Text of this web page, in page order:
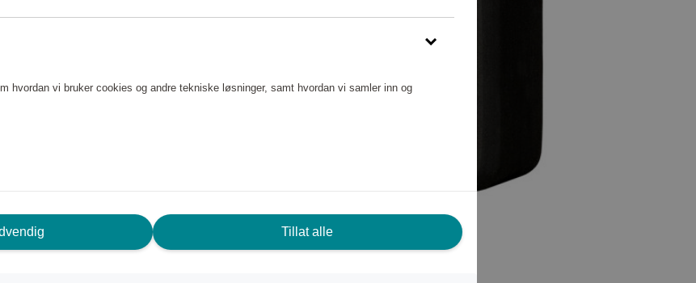
eller erfaren
som hjelper deg å
komfortabel trening!
hvordan vi bruker cookies og andre tekniske løsninger, samt hvordan vi samler inn og
Tillat alle